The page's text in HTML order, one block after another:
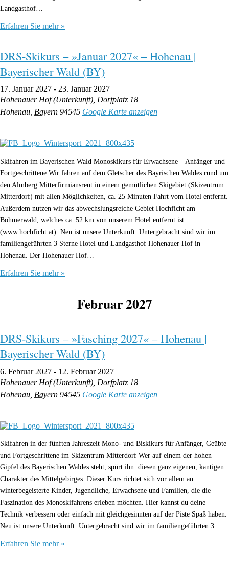
Landgasthof…
Erfahren Sie mehr »
DRS-Skikurs – »Januar 2027« – Hohenau |
Bayerischer Wald (BY)
17. Januar 2027 - 23. Januar 2027
Hohenauer Hof (Unterkunft), Dorfplatz 18
Hohenau Bayern 94545 Google Karte anzeigen
Skifahren im Bayerischen Wald Monoskikurs für Erwachsene – Anfänger und
Fortgeschrittene Wir fahren auf dem Gletscher des Bayrischen Waldes rund um
den Almberg Mitterfirmiansreut in einem gemütlichen Skigebiet (Skizentrum
Mitterdorf) mit allen Möglichkeiten, ca. 25 Minuten Fahrt vom Hotel entfernt.
Außerdem nutzen wir das abwechslungsreiche Gebiet Hochficht am
Böhmerwald, welches ca. 52 km von unserem Hotel entfernt ist.
(www.hochficht.at). Neu ist unsere Unterkunft: Untergebracht sind wir im
familiengeführten 3 Sterne Hotel und Landgasthof Hohenauer Hof in
Hohenau. Der Hohenauer Hof…
Erfahren Sie mehr »
Februar 2027
DRS-Skikurs – »Fasching 2027« – Hohenau |
Bayerischer Wald (BY)
6. Februar 2027 - 12. Februar 2027
Hohenauer Hof (Unterkunft), Dorfplatz 18
Hohenau Bayern 94545 Google Karte anzeigen
Skifahren in der fünften Jahreszeit Mono- und Biskikurs für Anfänger, Geübte
und Fortgeschrittene im Skizentrum Mitterdorf Wer auf einem der hohen
Gipfel des Bayerischen Waldes steht, spürt ihn: diesen ganz eigenen, kantigen
Charakter des Mittelgebirges. Dieser Kurs richtet sich vor allem an
winterbegeisterte Kinder, Jugendliche, Erwachsene und Familien, die die
Faszination des Monoskifahrens erleben möchten. Hier kannst du deine
Technik verbessern oder einfach mit gleichgesinnten auf der Piste Spaß haben.
Neu ist unsere Unterkunft: Untergebracht sind wir im familiengeführten 3…
Erfahren Sie mehr »